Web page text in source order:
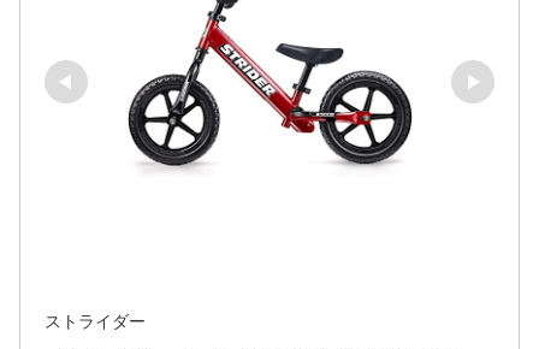
ストライダー